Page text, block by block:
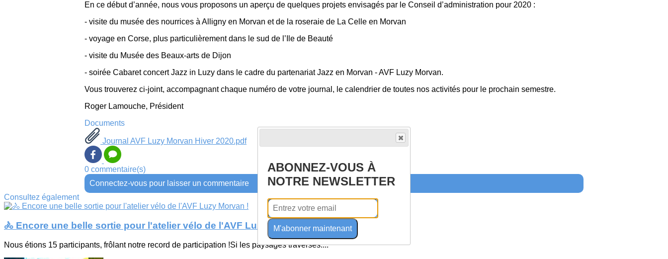
En ce début d’année, nous vous proposons un aperçu de quelques projets envisagés par le Conseil d’administration pour 2020 :
- visite du musée des nourrices à Alligny en Morvan et de la roseraie de La Celle en Morvan
- voyage en Corse, plus particulièrement dans le sud de l’Ile de Beauté
- visite du Musée des Beaux-arts de Dijon
- soirée Cabaret concert Jazz in Luzy dans le cadre du partenariat Jazz en Morvan - AVF Luzy Morvan.
Vous trouverez ci-joint, accompagnant chaque numéro de votre journal, le calendrier de toutes nos activités pour le prochain semestre.
Roger Lamouche, Président
Documents
Journal AVF Luzy Morvan Hiver 2020.pdf
0 commentaire(s)
Connectez-vous pour laisser un commentaire
Consultez également
🚴 Encore une belle sortie pour l'atelier vélo de l'AVF Luzy Morvan !
Nous étions 15 participants, frôlant notre record de participation !Si les paysages traversés:...
ABONNEZ-VOUS À
NOTRE NEWSLETTER
M'abonner maintenant